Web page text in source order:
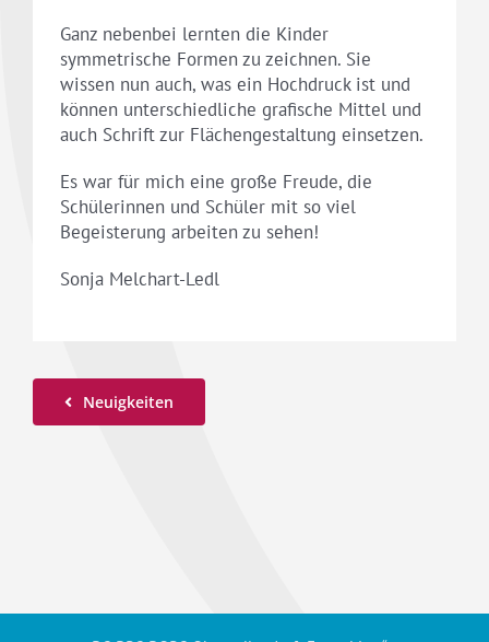
Ganz nebenbei lernten die Kinder
symmetrische Formen zu zeichnen. Sie
wissen nun auch, was ein Hochdruck ist und
können unterschiedliche grafische Mittel und
auch Schrift zur Flächengestaltung einsetzen.
Es war für mich eine große Freude, die
Schülerinnen und Schüler mit so viel
Begeisterung arbeiten zu sehen!
Sonja Melchart-Ledl
Neuigkeiten